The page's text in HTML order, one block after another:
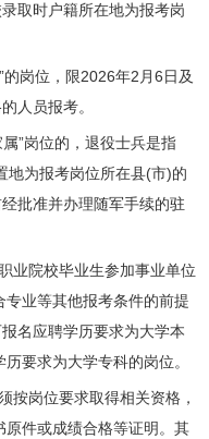
取时户籍所在地为报考岗
岗位，限2026年2月6日及
人员报考。
”岗位的，退役士兵是指
地为报考岗位所在县(市)的
批准并办理随军手续的驻
院校毕业生参加事业单位
业等其他报考条件的前提
名应聘学历要求为大学本
要求为大学专科的岗位。
岗位要求取得相关资格，
件或成绩合格等证明。其